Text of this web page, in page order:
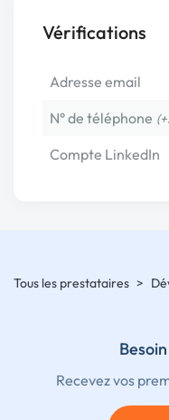
Vérifications
Adresse email
N° de téléphone
Compte LinkedIn
Tous les prestataires >
Recevez vos